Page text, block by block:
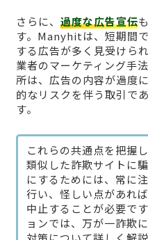
さらに、 過度な広告宣伝
す。Manyhitは、短期間
する広告が多く見受けら
業者のマーケティング手
所は、広告の内容が過度
的なリスクを伴う取引で
す。
これらの共通点を把握
類似した詐欺サイトに
にするためには、常に
行い、怪しい点があれ
中止することが必要で
ョンでは、万が一詐欺